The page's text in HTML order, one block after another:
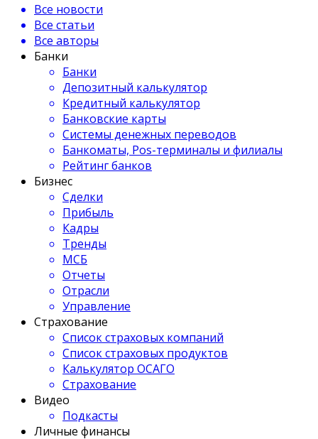
Все новости
Все статьи
Все авторы
Банки
Банки
Депозитный калькулятор
Кредитный калькулятор
Банковские карты
Системы денежных переводов
Банкоматы, Pos-терминалы и филиалы
Рейтинг банков
Бизнес
Сделки
Прибыль
Кадры
Тренды
МСБ
Отчеты
Отрасли
Управление
Страхование
Список страховых компаний
Список страховых продуктов
Калькулятор ОСАГО
Страхование
Видео
Подкасты
Личные финансы